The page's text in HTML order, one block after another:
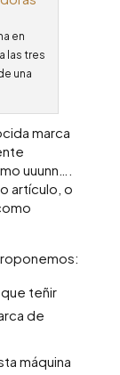
en
las tres
una
marca
uuunn….
artículo, o
teñir
de
máquina